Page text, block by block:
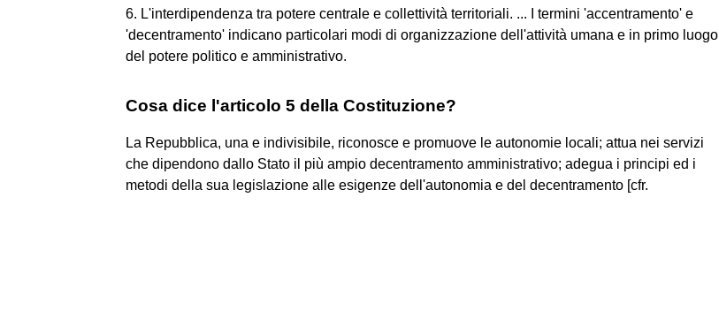
6. L'interdipendenza tra potere centrale e collettività territoriali. ... I termini 'accentramento' e
'decentramento' indicano particolari modi di organizzazione dell'attività umana e in primo luogo
del potere politico e amministrativo.
Cosa dice l'articolo 5 della Costituzione?
La Repubblica, una e indivisibile, riconosce e promuove le autonomie locali; attua nei servizi
che dipendono dallo Stato il più ampio decentramento amministrativo; adegua i principi ed i
metodi della sua legislazione alle esigenze dell'autonomia e del decentramento [cfr.